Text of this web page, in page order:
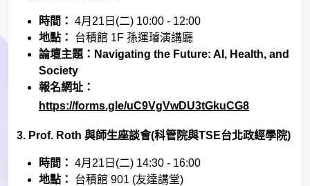
時間： 4月 21 日 (二) 10:00 - 12:00
地點：
台積館 1F 孫運璿演講廳
論壇主題： Navigating the Future: AI, Health, and
Society
報名網址：
https://forms.gle/uC9VgVwDU3tGkuCG8
3. Prof. Roth 與師生座談會(科管院與TSE台北政經學院)
時間： 4月 21 日 (二) 14:30 - 16:00
地點：
台積館 901 (友達講堂)